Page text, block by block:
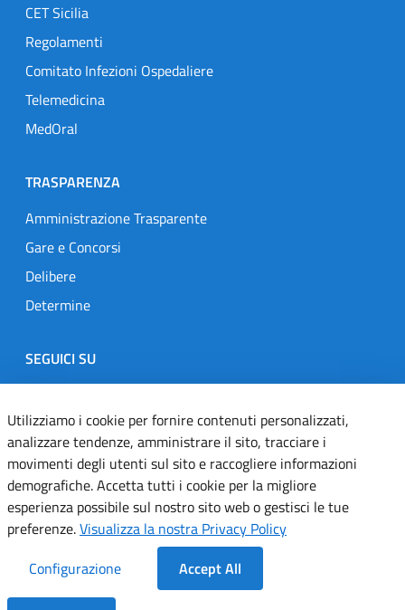
CET Sicilia
Regolamenti
Comitato Infezioni Ospedaliere
Telemedicina
MedOral
TRASPARENZA
Amministrazione Trasparente
Gare e Concorsi
Delibere
Determine
SEGUICI SU
Designers Italia
TwitterInstagramYoutubeLinkedin
Dichiarazione di accessibilità
Informativa cookie
Note legali
Utilizziamo i cookie per fornire contenuti personalizzati,
analizzare tendenze, amministrare il sito, tracciare i
movimenti degli utenti sul sito e raccogliere informazioni
demografiche. Accetta tutti i cookie per la migliore
esperienza possibile sul nostro sito web o gestisci le tue
preferenze.Visualizza la nostra Privacy Policy
Configurazione
Accept All